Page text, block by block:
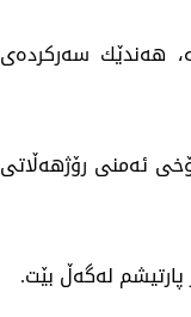
هه‌ندێك سه‌ركرده‌ی
ئه‌منی رۆژهه‌ڵاتی
له‌گه‌ڵ بێت.